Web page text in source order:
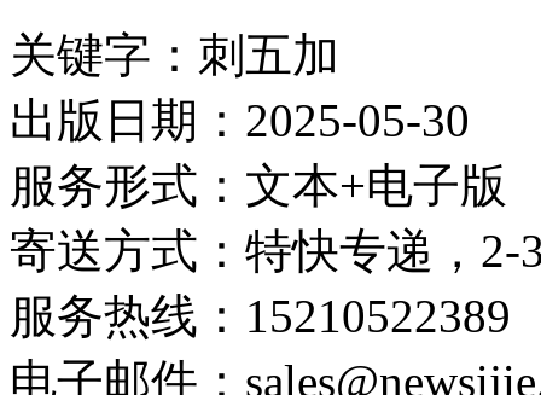
关键字：刺五加
出版日期：2025-05-30
服务形式：文本+电子版
寄送方式：特快专递，2-
服务热线：15210522389
电子邮件：